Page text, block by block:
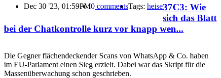
Dec 30 '23, 01:59PM0 commentsTags: heise37C3: Wie
sich das Blatt
bei der Chatkontrolle kurz vor knapp wen...
Die Gegner flächendeckender Scans von WhatsApp & Co. haben
im EU-Parlament einen Sieg erzielt. Dabei war das Skript für die
Massenüberwachung schon geschrieben.